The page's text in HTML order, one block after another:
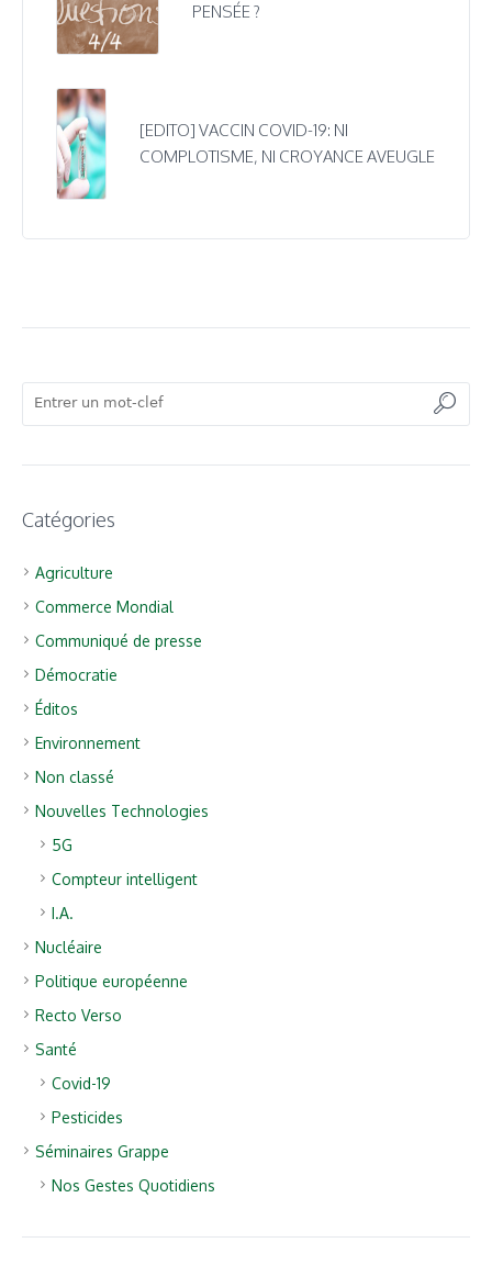
PENSÉE ?
[EDITO] VACCIN COVID-19: NI
COMPLOTISME, NI CROYANCE AVEUGLE
Catégories
Agriculture
Commerce Mondial
Communiqué de presse
Démocratie
Éditos
Environnement
Non classé
Nouvelles Technologies
5G
Compteur intelligent
I.A.
Nucléaire
Politique européenne
Recto Verso
Santé
Covid-19
Pesticides
Séminaires Grappe
Nos Gestes Quotidiens